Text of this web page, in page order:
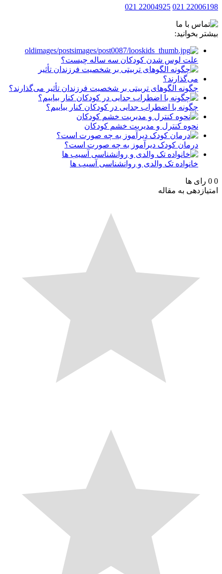
22004925 021
بخوانید:
علت لوس شدن کودکان سه ساله چیست؟
چگونه الگوهای تربیتی بر شخصیت فرزندان تأثیر می‌گذارند؟
چگونه با اضطراب جدایی در کودکان کنار بیاییم؟
نحوه کنترل و مدیریت خشم کودکان
درمان کودک دیرآموز به چه صورت است؟
خانواده تک والدی و روانشناسی آسیب ها
رای ها
به مقاله